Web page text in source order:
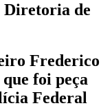
Diretoria de
Frederico
foi peça
Federal